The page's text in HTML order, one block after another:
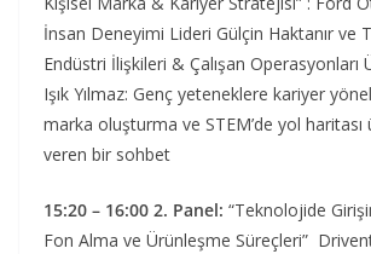
İnsan Deneyimi Lideri Gülçin Haktanır ve
Endüstri İlişkileri & Çalışan Operasyonları
Işık Yılmaz: Genç yeteneklere kariyer
marka oluşturma ve STEM’de yol haritası
veren bir sohbet
15:20 – 16:00 2. Panel: “Teknolojide
Fon Alma ve Ürünleşme Süreçleri”